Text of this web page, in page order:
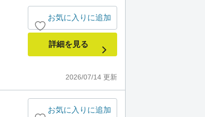
2026/07/14 更新
お気に入りに追加
詳細を見る
お気に入りに追加